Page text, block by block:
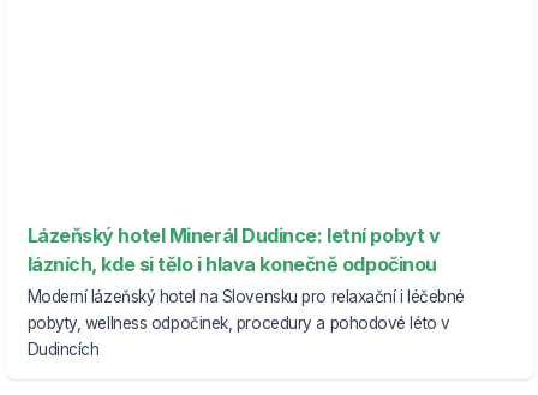
Lázeňský hotel Minerál Dudince: letní pobyt v
lázních, kde si tělo i hlava konečně odpočinou
Moderní lázeňský hotel na Slovensku pro relaxační i léčebné
pobyty, wellness odpočinek, procedury a pohodové léto v
Dudincích